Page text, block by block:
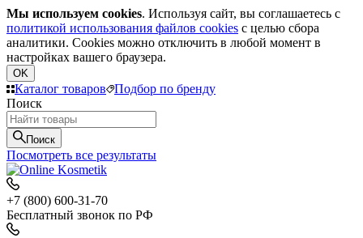
Мы используем cookies. Используя сайт, вы соглашаетесь с
политикой использования файлов cookies с целью сбора
аналитики. Cookies можно отключить в любой момент в
настройках вашего браузера.
OK
Каталог товаров
Подбор по бренду
Поиск
Поиск
Посмотреть все результаты
+7 (800) 600-31-70
Бесплатный звонок по РФ